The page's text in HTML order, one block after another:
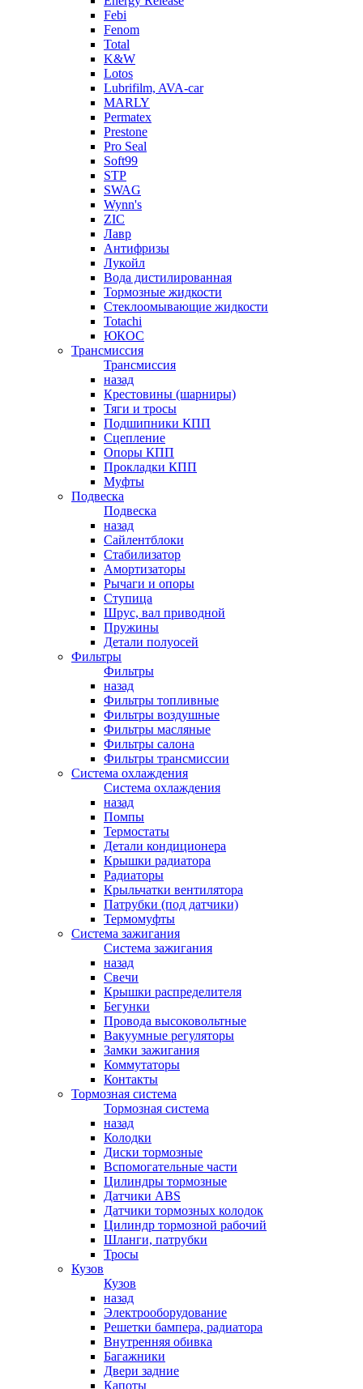
Febi
Fenom
Total
K&W
Lotos
Lubrifilm, AVA-car
MARLY
Permatex
Prestone
Pro Seal
Soft99
STP
SWAG
Wynn's
ZIC
Лавр
Антифризы
Лукойл
Вода дистилированная
Тормозные жидкости
Стеклоомывающие жидкости
Totachi
ЮКОС
Трансмиссия
Трансмиссия
назад
Крестовины (шарниры)
Тяги и тросы
Подшипники КПП
Сцепление
Опоры КПП
Прокладки КПП
Муфты
Подвеска
Подвеска
назад
Сайлентблоки
Стабилизатор
Амортизаторы
Рычаги и опоры
Ступица
Шрус, вал приводной
Пружины
Детали полуосей
Фильтры
Фильтры
назад
Фильтры топливные
Фильтры воздушные
Фильтры масляные
Фильтры салона
Фильтры трансмиссии
Система охлаждения
Система охлаждения
назад
Помпы
Термостаты
Детали кондиционера
Крышки радиатора
Радиаторы
Крыльчатки вентилятора
Патрубки (под датчики)
Термомуфты
Система зажигания
Система зажигания
назад
Свечи
Крышки распределителя
Бегунки
Провода высоковольтные
Вакуумные регуляторы
Замки зажигания
Коммутаторы
Контакты
Тормозная система
Тормозная система
назад
Колодки
Диски тормозные
Вспомогательные части
Цилиндры тормозные
Датчики ABS
Датчики тормозных колодок
Цилиндр тормозной рабочий
Шланги, патрубки
Тросы
Кузов
Кузов
назад
Электрооборудование
Решетки бампера, радиатора
Внутренняя обивка
Багажники
Двери задние
Капоты